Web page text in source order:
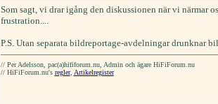
Som sagt, vi drar igång den diskussionen när vi närmar
frustration....
P.S. Utan separata bildreportage-avdelningar drunknar
// Per Adelsson, pac(a)hififorum.nu, Admin och ägare HiFiForum.nu
// HiFiForum.nu's regler, Artikelregister